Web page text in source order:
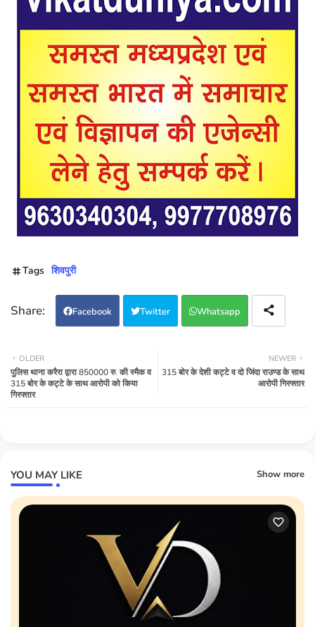
Tags शिवपुरी
Facebook Twitter Whatsapp
NEWER
315 बोर के देशी कट्टे व दो जिंदा राउण्ड के साथ
आरोपी गिरफ्तार
OLDER
पुलिस थाना करैरा द्वारा 850000 रु. की स्मैक व
315 बोर के कट्टे के साथ आरोपी को किया
गिरफ्तार
YOU MAY LIKE Show more